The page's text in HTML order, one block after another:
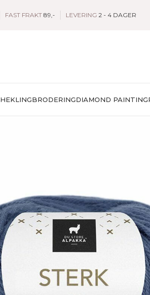
FAST FRAKT 89,- LEVERING 2 - 4 DAGER
HEKLINGBRODERINGDIAMOND PAINTING